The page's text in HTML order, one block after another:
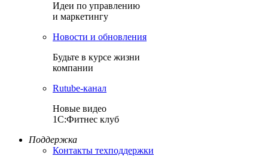
Идеи по управлению
и маркетингу
Новости и обновления
Будьте в курсе жизни
компании
Rutube-канал
Новые видео
1С:Фитнес клуб
Поддержка
Контакты техподдержки